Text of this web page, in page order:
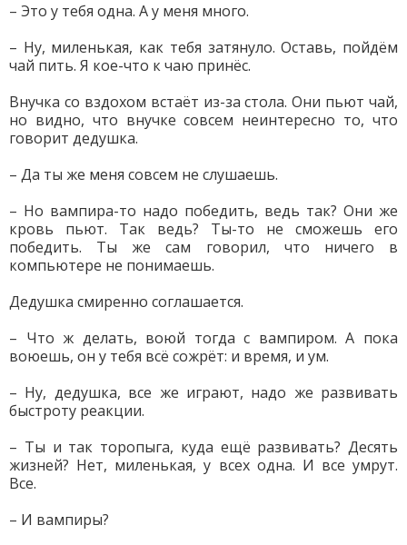
– Это у тебя одна. А у меня много.
– Ну, миленькая, как тебя затянуло. Оставь, пойдём
чай пить. Я кое-что к чаю принёс.
Внучка со вздохом встаёт из-за стола. Они пьют чай,
но видно, что внучке совсем неинтересно то, что
говорит дедушка.
– Да ты же меня совсем не слушаешь.
– Но вампира-то надо победить, ведь так? Они же
кровь пьют. Так ведь? Ты-то не сможешь его
победить. Ты же сам говорил, что ничего в
компьютере не понимаешь.
Дедушка смиренно соглашается.
– Что ж делать, воюй тогда с вампиром. А пока
воюешь, он у тебя всё сожрёт: и время, и ум.
– Ну, дедушка, все же играют, надо же развивать
быстроту реакции.
– Ты и так торопыга, куда ещё развивать? Десять
жизней? Нет, миленькая, у всех одна. И все умрут.
Все.
– И вампиры?